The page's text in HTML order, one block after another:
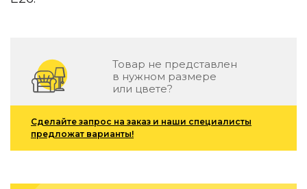
Стены
для террас
Террасные и фасадные системы
Камень
Товар не представлен
в нужном размере
или цвете?
Сделайте запрос на заказ и наши специалисты
предложат варианты!